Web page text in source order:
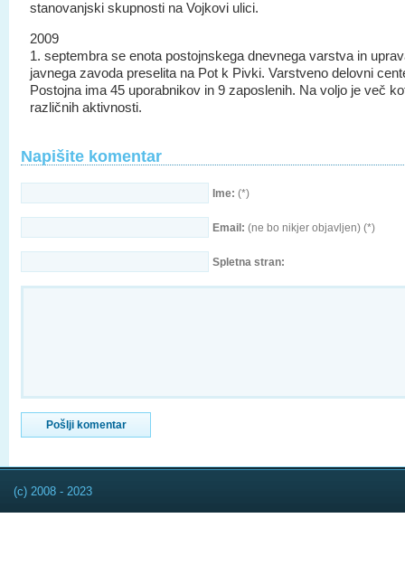
stanovanjski skupnosti na Vojkovi ulici.
2009
1. septembra se enota postojnskega dnevnega varstva in
javnega zavoda preselita na Pot k Pivki. Varstveno delovni
Postojna ima 45 uporabnikov in 9 zaposlenih. Na voljo je več
različnih aktivnosti.
Napišite komentar
Ime: (*)
Email: (ne bo nikjer objavljen) (*)
Spletna stran:
(c) 2008 - 2023